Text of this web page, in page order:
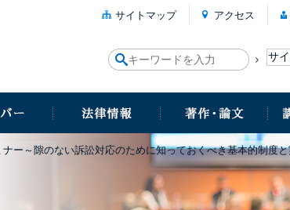
サイトマップ アクセス
ー～隙のない訴訟対応のために知っておくべき基本的制度